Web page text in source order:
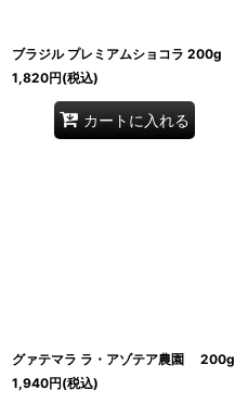
ブラジル プレミアムショコラ 200g
1,820円(税込)
カートに入れる
グァテマラ ラ・アゾテア農園 200g
1,940円(税込)